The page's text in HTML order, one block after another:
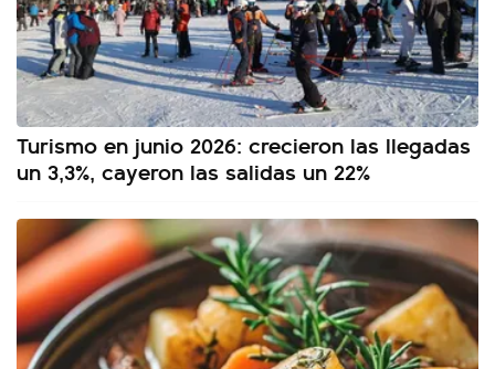
Turismo en junio 2026: crecieron las llegadas
un 3,3%, cayeron las salidas un 22%